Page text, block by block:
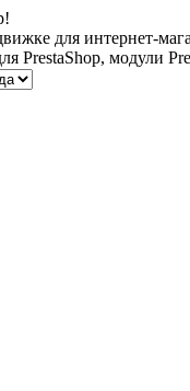
для интернет-
PrestaShop, модули